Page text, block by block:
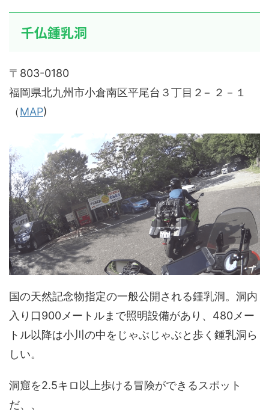
千仏鍾乳洞
〒803-0180
福岡県北九州市小倉南区平尾台３丁目２− ２－１
（MAP)
国の天然記念物指定の一般公開される鍾乳洞。洞内
入り口900メートルまで照明設備があり、480メー
トル以降は小川の中をじゃぶじゃぶと歩く鍾乳洞ら
しい。
洞窟を2.5キロ以上歩ける冒険ができるスポット
だ、、